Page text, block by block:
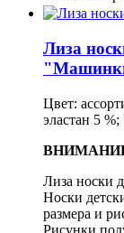
Лиза
Цвет:
эластан 5
Лиза носки
Носки
размера и
Рисунки